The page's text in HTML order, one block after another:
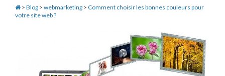
> Blog > webmarketing > Comment choisir les bonnes couleurs pour
votre site web ?